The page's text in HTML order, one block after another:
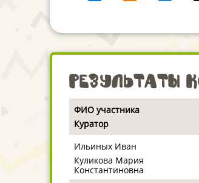
Результаты
ФИО участника
Куратор
Ильиных Иван
Куликова Мария
Константиновна